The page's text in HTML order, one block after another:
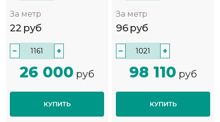
За метр
22 руб
− +
26 000 руб
КУПИТЬ
За метр
96 руб
− +
98 110 руб
КУПИТЬ